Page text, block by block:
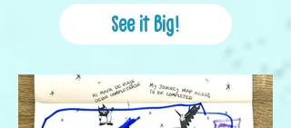
See it Big!